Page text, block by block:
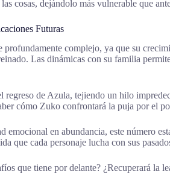
cosas, dejándolo más vulnerable que
Futuras
profundamente complejo, ya que su
Las dinámicas con su familia
regreso de Azula, tejiendo un hilo
cómo Zuko confrontará la puja por el
en abundancia, este número
que cada personaje lucha con sus
que tiene por delante? ¿Recuperará